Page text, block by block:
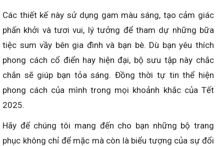
Các thiết kế này sử dụng gam màu sáng, tạo cảm giác
phấn khởi và tươi vui, lý tưởng để tham dự những bữa
tiệc sum vầy bên gia đình và bạn bè. Dù bạn yêu thích
phong cách cổ điển hay hiện đại, bộ sưu tập này chắc
chắn sẽ giúp bạn tỏa sáng. Đồng thời tự tin thể hiện
phong cách của mình trong mọi khoảnh khắc của Tết
2025.
Hãy để chúng tôi mang đến cho bạn những bộ trang
phục không chỉ để mặc mà còn là biểu tượng của sự đổi